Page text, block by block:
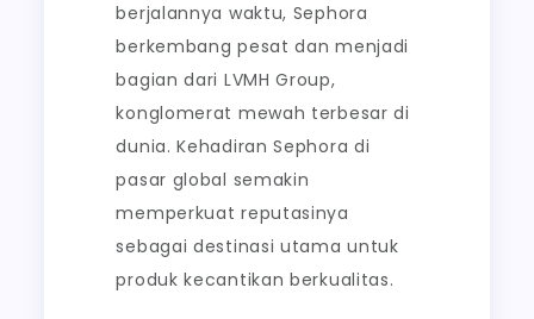
berjalannya waktu, Sephora
berkembang pesat dan menjadi
bagian dari LVMH Group,
konglomerat mewah terbesar di
dunia. Kehadiran Sephora di
pasar global semakin
memperkuat reputasinya
sebagai destinasi utama untuk
produk kecantikan berkualitas.